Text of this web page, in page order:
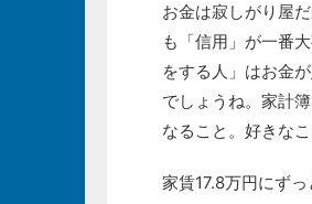
お金は寂しがり屋
も「信用」が一番
をする人」はお金
でしょうね。家計
なること。好きな
家賃17.8万円にず